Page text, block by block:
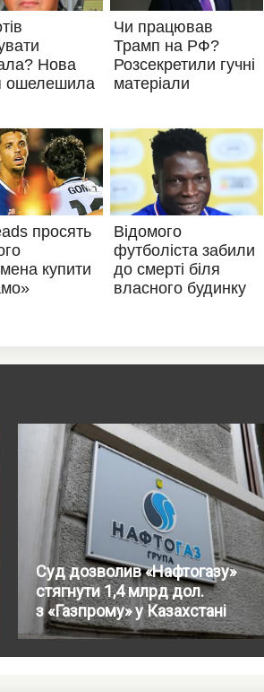
Суд дозволив «Нафтогазу»
стягнути 1,4 млрд дол.
з «Газпрому» у Казахстані